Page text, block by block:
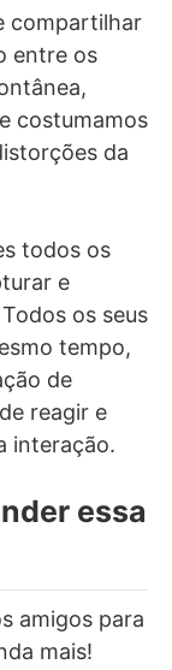
compartilhar
entre os
costumamos
da
todos os
e
os seus
tempo,
de
reagir e
interação.
essa
amigos para
mais!